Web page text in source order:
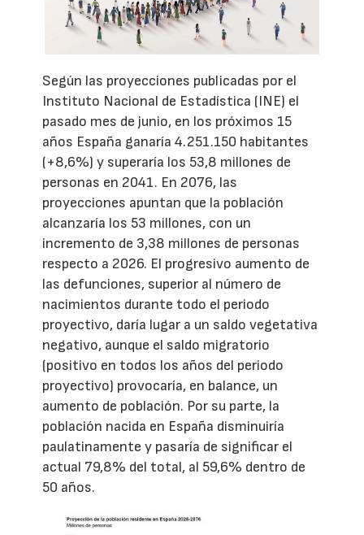
Según las proyecciones publicadas por el
Instituto Nacional de Estadística (INE) el
pasado mes de junio, en los próximos 15
años España ganaría 4.251.150 habitantes
(+8,6%) y superaría los 53,8 millones de
personas en 2041. En 2076, las
proyecciones apuntan que la población
alcanzaría los 53 millones, con un
incremento de 3,38 millones de personas
respecto a 2026. El progresivo aumento de
las defunciones, superior al número de
nacimientos durante todo el periodo
proyectivo, daría lugar a un saldo vegetativa
negativo, aunque el saldo migratorio
(positivo en todos los años del periodo
proyectivo) provocaría, en balance, un
aumento de población. Por su parte, la
población nacida en España disminuiría
paulatinamente y pasaría de significar el
actual 79,8% del total, al 59,6% dentro de
50 años.